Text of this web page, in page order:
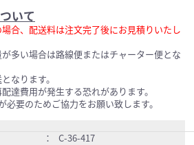
いて
合、配送料は注文完了後にお見積りいたし
多い場合は路線便またはチャーター便とな
なります。
達費用が発生する恐れがあります。
要のためご協力をお願い致します。
：
C-36-417